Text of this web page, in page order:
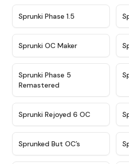
Sprunki Phase 1.5
Sprunki OC Maker
Sprunki Phase 5
Remastered
★ 4.4
Sprunki Rejoyed 6 OC
Sprunked But OC’s